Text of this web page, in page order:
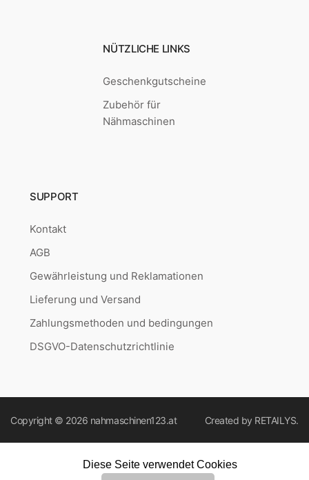
NÜTZLICHE LINKS
Geschenkgutscheine
Zubehör für
Nähmaschinen
SUPPORT
Kontakt
AGB
Gewährleistung und Reklamationen
Lieferung und Versand
Zahlungsmethoden und bedingungen
DSGVO-Datenschutzrichtlinie
Copyright © 2026 nahmaschinen123.at Created by RETAILYS.
Diese Seite verwendet Cookies